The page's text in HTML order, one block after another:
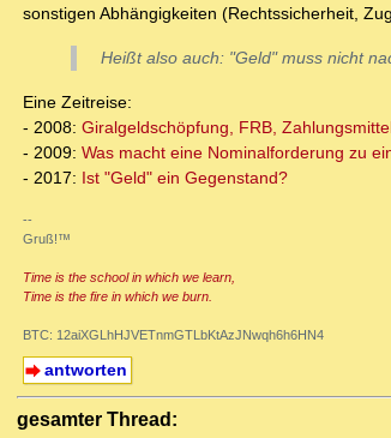
sonstigen Abhängigkeiten (Rechtssicherheit,
Heißt also auch: "Geld" muss nicht
Eine Zeitreise:
- 2008: Giralgeldschöpfung, FRB,
- 2009: Was macht eine Nominalforderung zu
- 2017: Ist "Geld" ein Gegenstand?
--
Gruß!™
Time is the school in which we learn,
Time is the fire in which we burn.
BTC: 12aiXGLhHJVETnmGTLbKtAzJNwqh6h6HN4
antworten
gesamter Thread: